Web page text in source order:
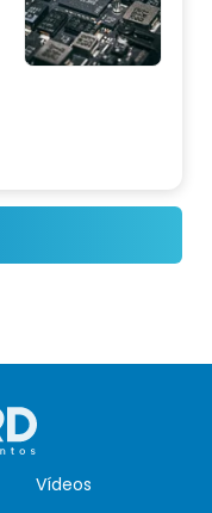
Vídeos